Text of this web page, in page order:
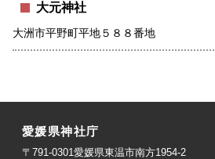
大元神社
大洲市平野町平地５８８番地
愛媛県神社庁
〒791-0301愛媛県東温市南方1954-2